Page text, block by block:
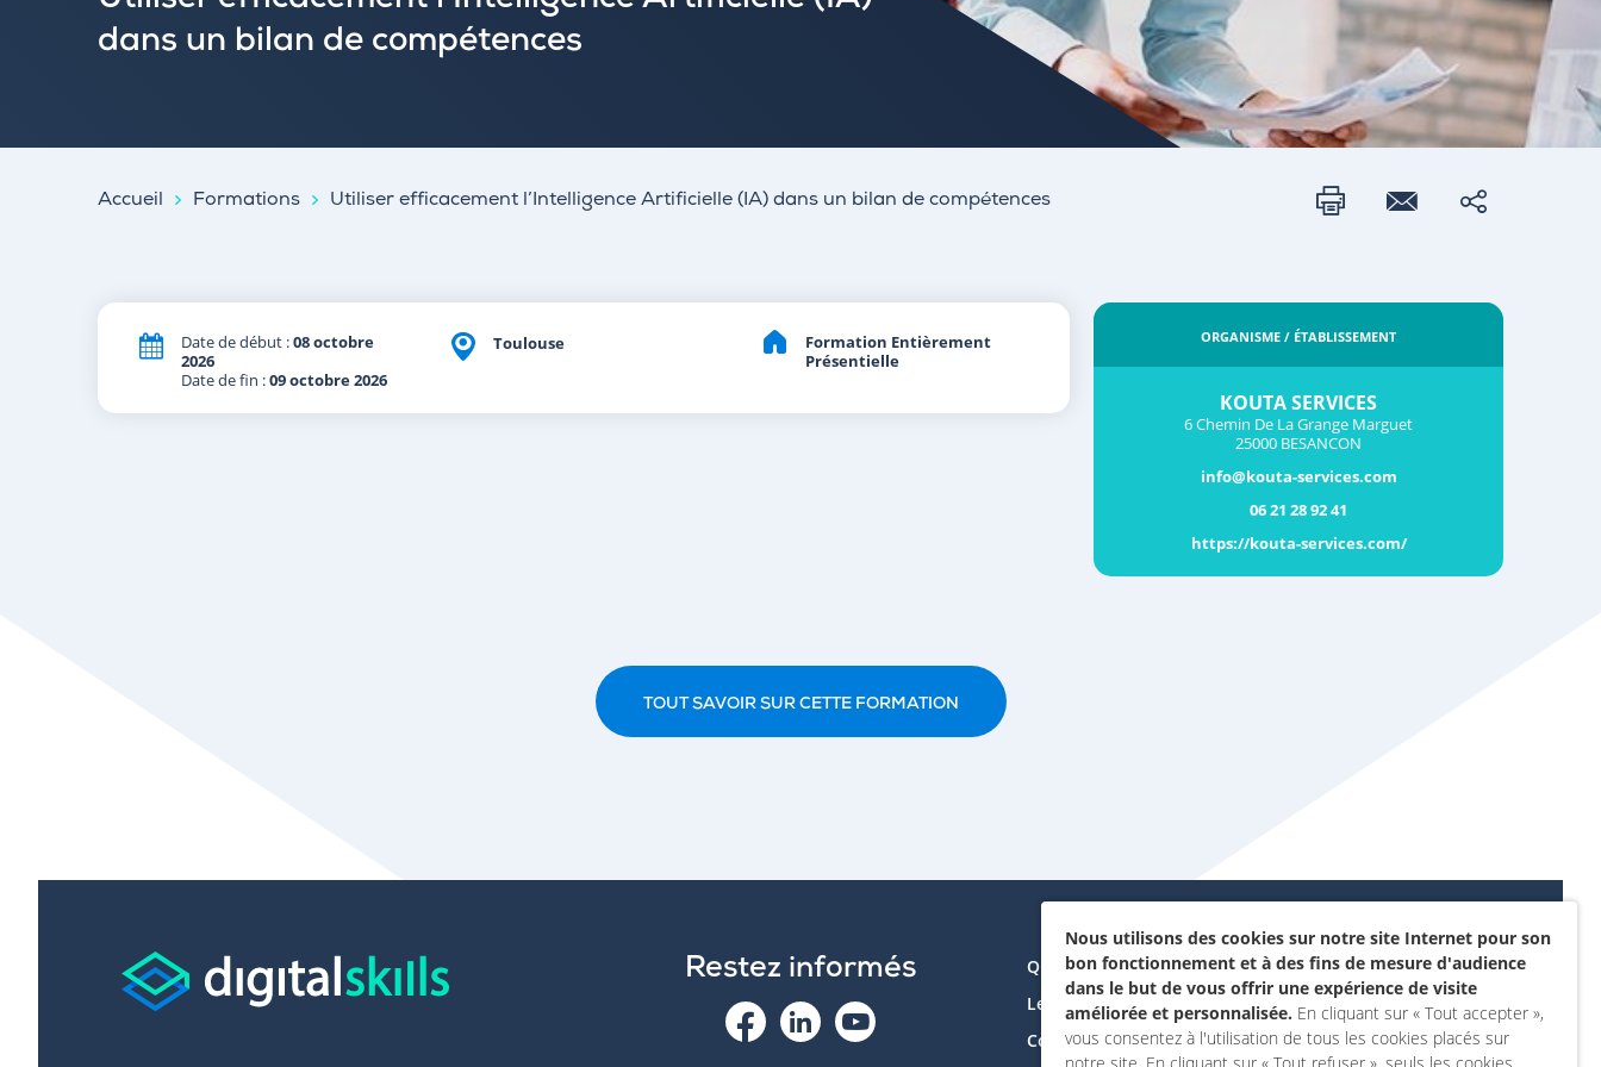
dans un bilan de compétences
Accueil Formations Utiliser efficacement l’Intelligence Artificielle (IA) dans un bilan de compétences
Date de début :08 octobre
2026
Date de fin :09 octobre 2026
Toulouse
Formation Entièrement
Présentielle
ORGANISME / ÉTABLISSEMENT
KOUTA SERVICES
6 Chemin De La Grange Marguet
25000 BESANCON
info@kouta-services.com
06 21 28 92 41
https://kouta-services.com/
TOUT SAVOIR SUR CETTE FORMATION
Restez informés
Qui sommes-nous ?
Le projet
Contactez-nous
Données personnelles et
cookies
Accessibilité : non
conforme
Nous utilisons des cookies sur notre site Internet pour son
bon fonctionnement et à des fins de mesure d'audience
dans le but de vous offrir une expérience de visite
améliorée et personnalisée. En cliquant sur « Tout accepter »,
vous consentez à l'utilisation de tous les cookies placés sur